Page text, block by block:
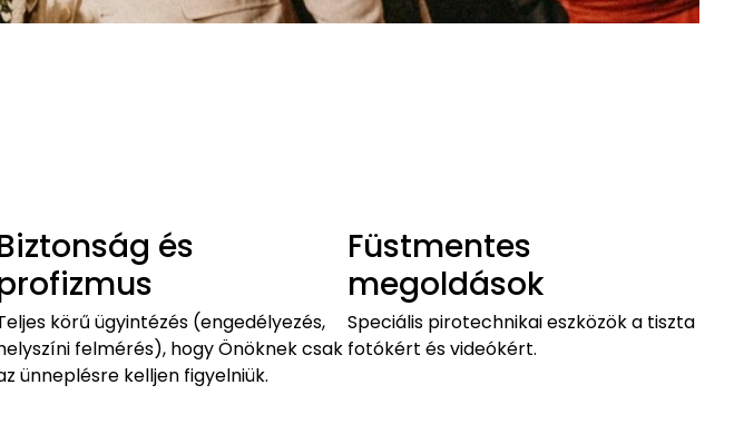
és
körű ügyintézés (engedélyezés,
felmérés), hogy Önöknek csak
ünneplésre kelljen figyelniük.
Füstmentes
megoldások
Speciális pirotechnikai eszközök a tiszta
fotókért és videókért.